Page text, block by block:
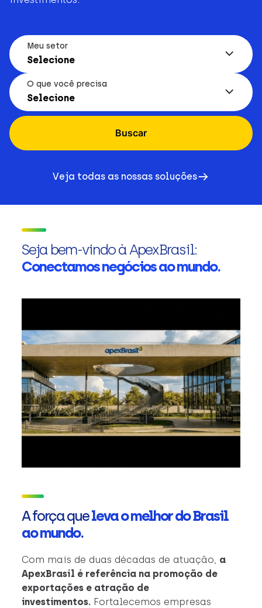
Meu setor
Selecione
O que você precisa
Selecione
Buscar
Veja todas as nossas soluções
Seja bem-vindo à ApexBrasil:
Conectamos negócios ao mundo.
A força queleva o melhor do Brasil
ao mundo.
Com mais de duas décadas de atuação, a
ApexBrasil é referência na promoção de
exportações e atração de
investimentos. Fortalecemos empresas